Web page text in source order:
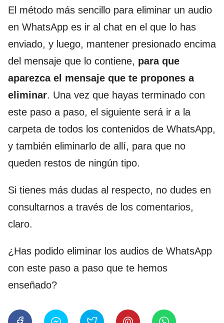
El método más sencillo para eliminar un audio
en WhatsApp es ir al chat en el que lo has
enviado, y luego, mantener presionado encima
del mensaje que lo contiene, para que
aparezca el mensaje que te propones a
eliminar. Una vez que hayas terminado con
este paso a paso, el siguiente será ir a la
carpeta de todos los contenidos de WhatsApp,
y también eliminarlo de allí, para que no
queden restos de ningún tipo.
Si tienes más dudas al respecto, no dudes en
consultarnos a través de los comentarios,
claro.
¿Has podido eliminar los audios de WhatsApp
con este paso a paso que te hemos
enseñado?